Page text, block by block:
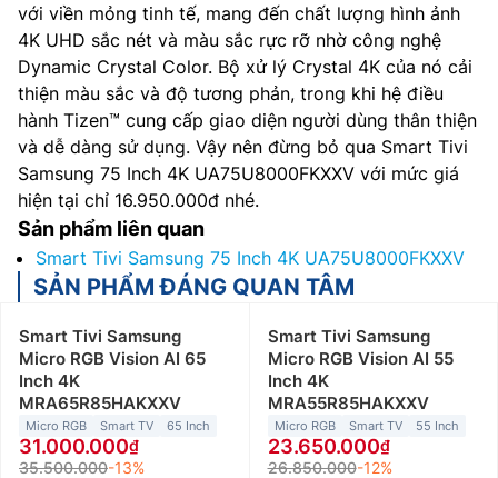
với viền mỏng tinh tế, mang đến chất lượng hình ảnh
4K UHD sắc nét và màu sắc rực rỡ nhờ công nghệ
Dynamic Crystal Color. Bộ xử lý Crystal 4K của nó cải
thiện màu sắc và độ tương phản, trong khi hệ điều
hành Tizen™ cung cấp giao diện người dùng thân thiện
và dễ dàng sử dụng. Vậy nên đừng bỏ qua Smart Tivi
Samsung 75 Inch 4K UA75U8000FKXXV với mức giá
hiện tại chỉ 16.950.000đ nhé.
Sản phẩm liên quan
Smart Tivi Samsung 75 Inch 4K UA75U8000FKXXV
SẢN PHẨM ĐÁNG QUAN TÂM
Smart Tivi Samsung
Micro RGB Vision AI 65
Inch 4K
MRA65R85HAKXXV
Micro RGB Smart TV 65 Inch
31.000.000
35.500.000-13%
Smart Tivi Samsung
Micro RGB Vision AI 55
Inch 4K
MRA55R85HAKXXV
Micro RGB Smart TV 55 Inch
23.650.000
26.850.000-12%